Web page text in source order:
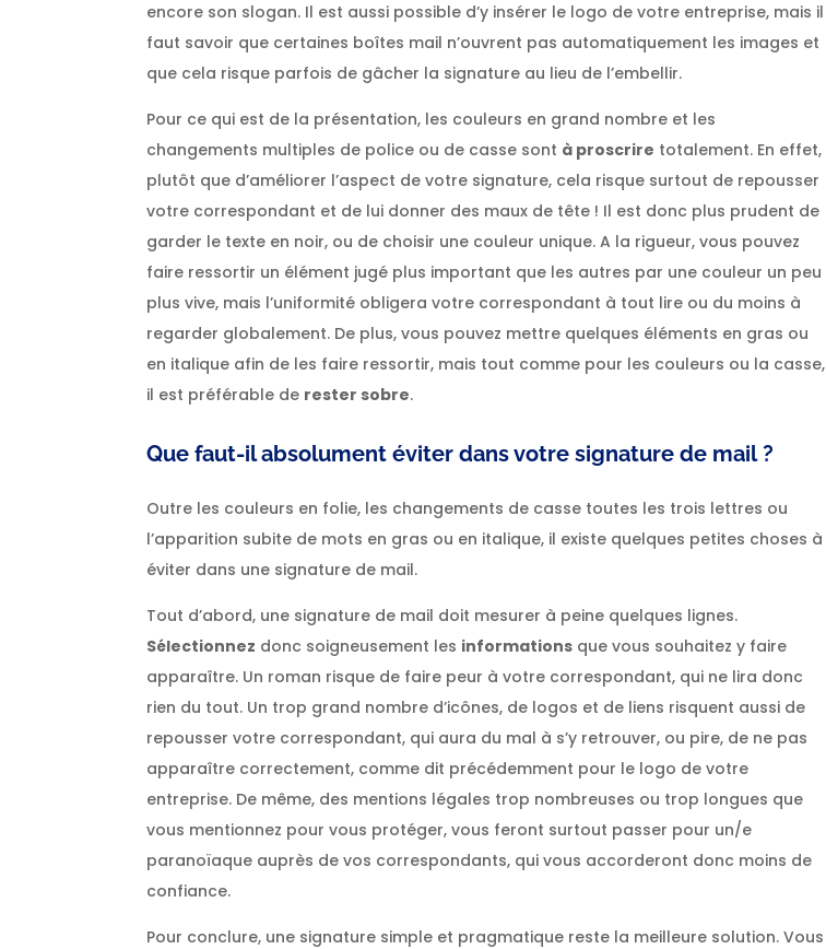
encore son slogan. Il est aussi possible d’y insérer le logo de votre entreprise, mais il
faut savoir que certaines boîtes mail n’ouvrent pas automatiquement les images et
que cela risque parfois de gâcher la signature au lieu de l’embellir.
Pour ce qui est de la présentation, les couleurs en grand nombre et les
changements multiples de police ou de casse sont à proscrire totalement. En effet,
plutôt que d’améliorer l’aspect de votre signature, cela risque surtout de repousser
votre correspondant et de lui donner des maux de tête ! Il est donc plus prudent de
garder le texte en noir, ou de choisir une couleur unique. A la rigueur, vous pouvez
faire ressortir un élément jugé plus important que les autres par une couleur un peu
plus vive, mais l’uniformité obligera votre correspondant à tout lire ou du moins à
regarder globalement. De plus, vous pouvez mettre quelques éléments en gras ou
en italique afin de les faire ressortir, mais tout comme pour les couleurs ou la casse,
il est préférable de rester sobre.
Que faut-il absolument éviter dans votre signature de mail ?
Outre les couleurs en folie, les changements de casse toutes les trois lettres ou
l’apparition subite de mots en gras ou en italique, il existe quelques petites choses à
éviter dans une signature de mail.
Tout d’abord, une signature de mail doit mesurer à peine quelques lignes.
Sélectionnez donc soigneusement les informations que vous souhaitez y faire
apparaître. Un roman risque de faire peur à votre correspondant, qui ne lira donc
rien du tout. Un trop grand nombre d’icônes, de logos et de liens risquent aussi de
repousser votre correspondant, qui aura du mal à s’y retrouver, ou pire, de ne pas
apparaître correctement, comme dit précédemment pour le logo de votre
entreprise. De même, des mentions légales trop nombreuses ou trop longues que
vous mentionnez pour vous protéger, vous feront surtout passer pour un/e
paranoïaque auprès de vos correspondants, qui vous accorderont donc moins de
confiance.
Pour conclure, une signature simple et pragmatique reste la meilleure solution. Vous